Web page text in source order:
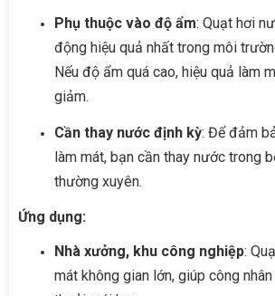
Phụ thuộc vào độ ẩm: Quạt hơi
động hiệu quả nhất trong môi
Nếu độ ẩm quá cao, hiệu quả làm
giảm.
Cần thay nước định kỳ: Để đảm
làm mát, bạn cần thay nước trong
thường xuyên.
Ứng dụng:
Nhà xưởng, khu công nghiệp:
mát không gian lớn, giúp công